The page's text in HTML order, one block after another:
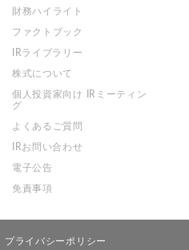
財務ハイライト
ファクトブック
IRライブラリー
株式について
個人投資家向け
IRミーティン
グ
よくあるご質問
IRお問い合わせ
電子公告
免責事項
プライバシーポリシー